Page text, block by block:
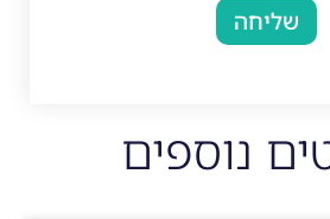
שליחה
נוספים